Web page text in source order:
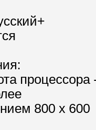
процессора
800 x 600